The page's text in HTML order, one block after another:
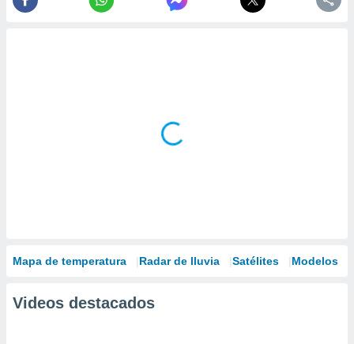
Mapa de temperatura Radar de lluvia Satélites Modelos
Videos destacados